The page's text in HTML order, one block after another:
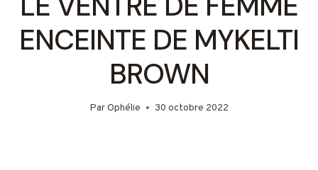
ENCEINTE DE MYKELTI
BROWN
ParOphélie 30 octobre 2022